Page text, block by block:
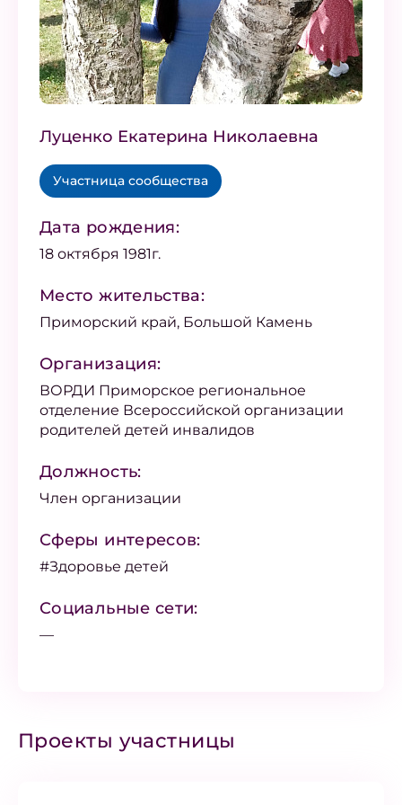
Луценко Екатерина Николаевна
Участница сообщества
Дата рождения:
18 октября 1981г.
Место жительства:
Приморский край, Большой Камень
Организация:
ВОРДИ Приморское региональное
отделение Всероссийской организации
родителей детей инвалидов
Должность:
Член организации
Сферы интересов:
#Здоровье детей
Социальные сети:
—
Проекты участницы